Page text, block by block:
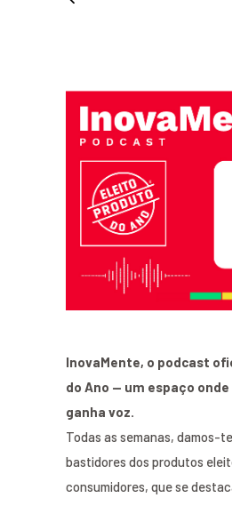
InovaMente, o podcast
do Ano — um espaço
ganha voz.
Todas as semanas, damos-
bastidores dos produtos
consumidores, que se